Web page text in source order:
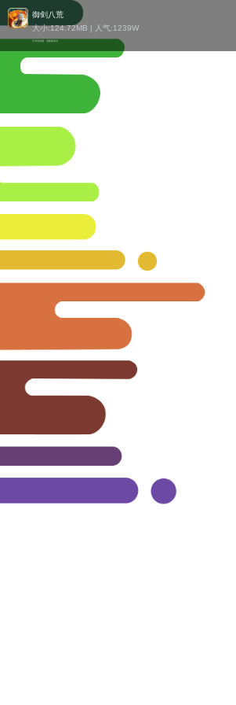
御剑八荒
大小:124.72MB | 人气:1239W
开局送骷髅，满图横着走